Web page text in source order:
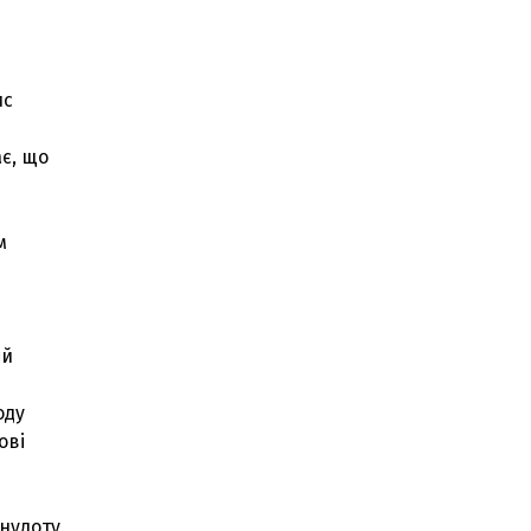
що